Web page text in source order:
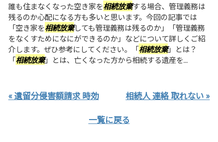
誰も住まなくなった空き家を相続放棄する場合、管理義務は
残るのか心配になる方も多いと思います。今回の記事では
「空き家を相続放棄しても管理義務は残るのか」「管理義務
をなくすためになにができるのか」などについて詳しくご紹
介します。ぜひ参考にしてください。「相続放棄」とは？
「相続放棄」とは、亡くなった方から相続する遺産を...
« 遺留分侵害額請求 時効
相続人 連絡 取れない »
一覧に戻る